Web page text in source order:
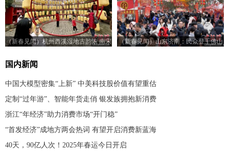
（新春见闻）杭州西溪湿地古韵浓 南宋
（新春见闻）山东济南：民众登千佛山
国内新闻
中国大模型密集“上新” 中美科技股价值有望重估
定制“过年游”、智能年货走俏 银发族拥抱新消费
浙江“年经济”助力消费市场“开门稳”
“首发经济”成地方两会热词 有望开启消费新蓝海
40天，90亿人次！2025年春运今日开启